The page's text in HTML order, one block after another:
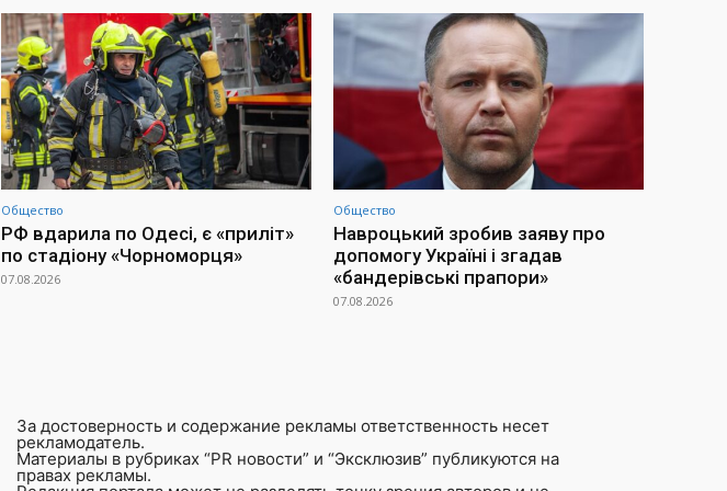
Общество
РФ вдарила по Одесі, є «приліт»
по стадіону «Чорноморця»
07.08.2026
Общество
Навроцький зробив заяву про
допомогу Україні і згадав
«бандерівські прапори»
07.08.2026
За достоверность и содержание рекламы ответственность несет
рекламодатель.
Материалы в рубриках “PR новости” и “Эксклюзив” публикуются на
правах рекламы.